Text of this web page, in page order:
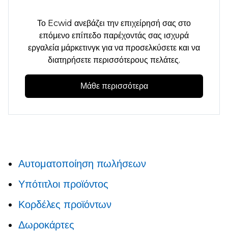
Το Ecwid ανεβάζει την επιχείρησή σας στο
επόμενο επίπεδο παρέχοντάς σας ισχυρά
εργαλεία μάρκετινγκ για να προσελκύσετε και να
διατηρήσετε περισσότερους πελάτες.
Μάθε περισσότερα
Αυτοματοποίηση πωλήσεων
Υπότιτλοι προϊόντος
Κορδέλες προϊόντων
Δωροκάρτες